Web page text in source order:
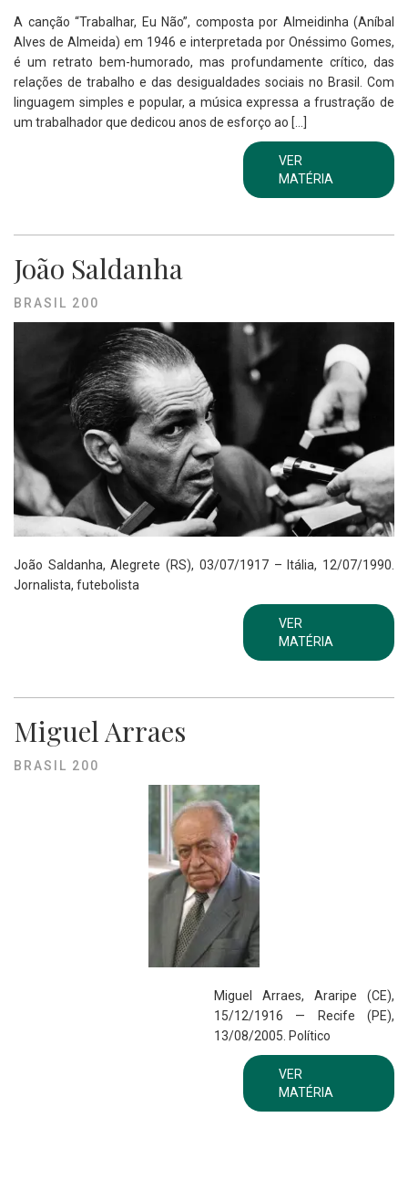
A canção “Trabalhar, Eu Não”, composta por Almeidinha (Aníbal
Alves de Almeida) em 1946 e interpretada por Onéssimo Gomes,
é um retrato bem-humorado, mas profundamente crítico, das
relações de trabalho e das desigualdades sociais no Brasil. Com
linguagem simples e popular, a música expressa a frustração de
um trabalhador que dedicou anos de esforço ao […]
VER
MATÉRIA
João Saldanha
BRASIL 200
João Saldanha, Alegrete (RS), 03/07/1917 – Itália, 12/07/1990.
Jornalista, futebolista
VER
MATÉRIA
Miguel Arraes
BRASIL 200
Miguel Arraes, Araripe (CE),
15/12/1916 — Recife (PE),
13/08/2005. Político
VER
MATÉRIA